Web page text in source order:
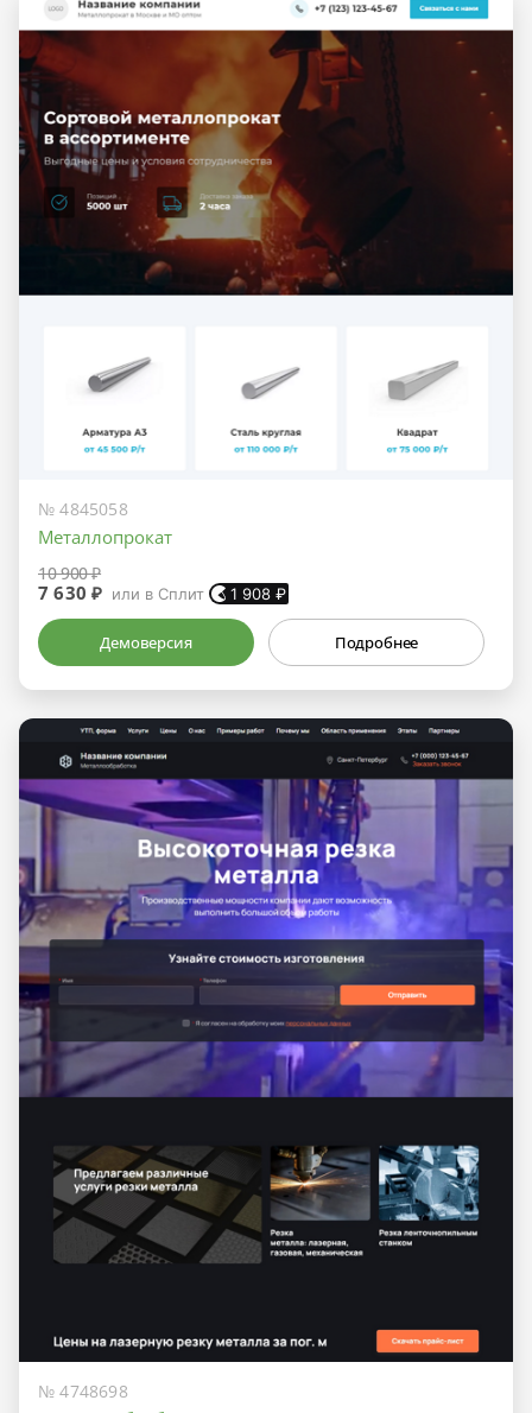
№ 4845058
Металлопрокат
10 900 ₽
7 630 ₽ или в Сплит 1 908 ₽
Демоверсия Подробнее
№ 4748698